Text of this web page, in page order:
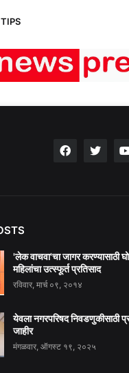
TIPS
'लेक वाचवा'चा जागर करण्यासाठी
महिलांचा उत्स्फूर्त प्रतिसाद
रविवार, मार्च ०९, २०१४
येवला नगरपरिषद निवडणुकीसाठी
जाहीर
मंगळवार, ऑगस्ट १९, २०२५